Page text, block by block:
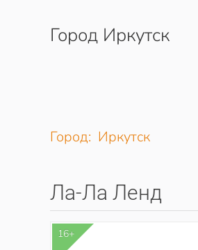
Перейти к содержимому
Город Иркутск
Город: Иркутск
Ла-Ла Ленд
16+